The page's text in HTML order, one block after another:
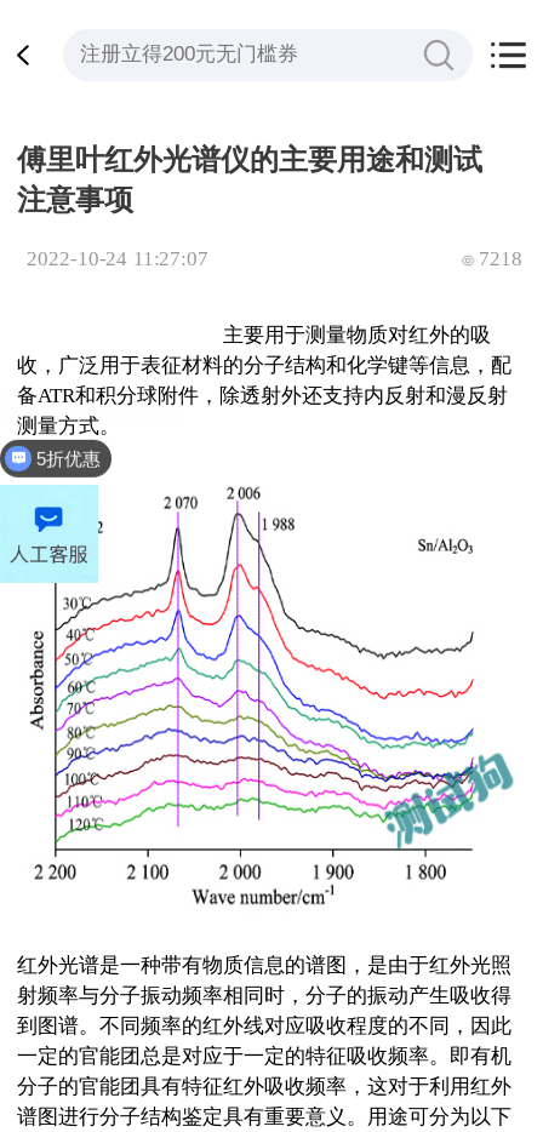
傅里叶红外光谱仪的主要用途和测试
注意事项
2022-10-24 11:27:07 7218
主要用于测量物质对红外的吸
收，广泛用于表征材料的分子结构和化学键等信息，配
备ATR和积分球附件，除透射外还支持内反射和漫反射
测量方式。
红外光谱是一种带有物质信息的谱图，是由于红外光照
射频率与分子振动频率相同时，分子的振动产生吸收得
到图谱。不同频率的红外线对应吸收程度的不同，因此
一定的官能团总是对应于一定的特征吸收频率。即有机
分子的官能团具有特征红外吸收频率，这对于利用红外
谱图进行分子结构鉴定具有重要意义。用途可分为以下
5折优惠